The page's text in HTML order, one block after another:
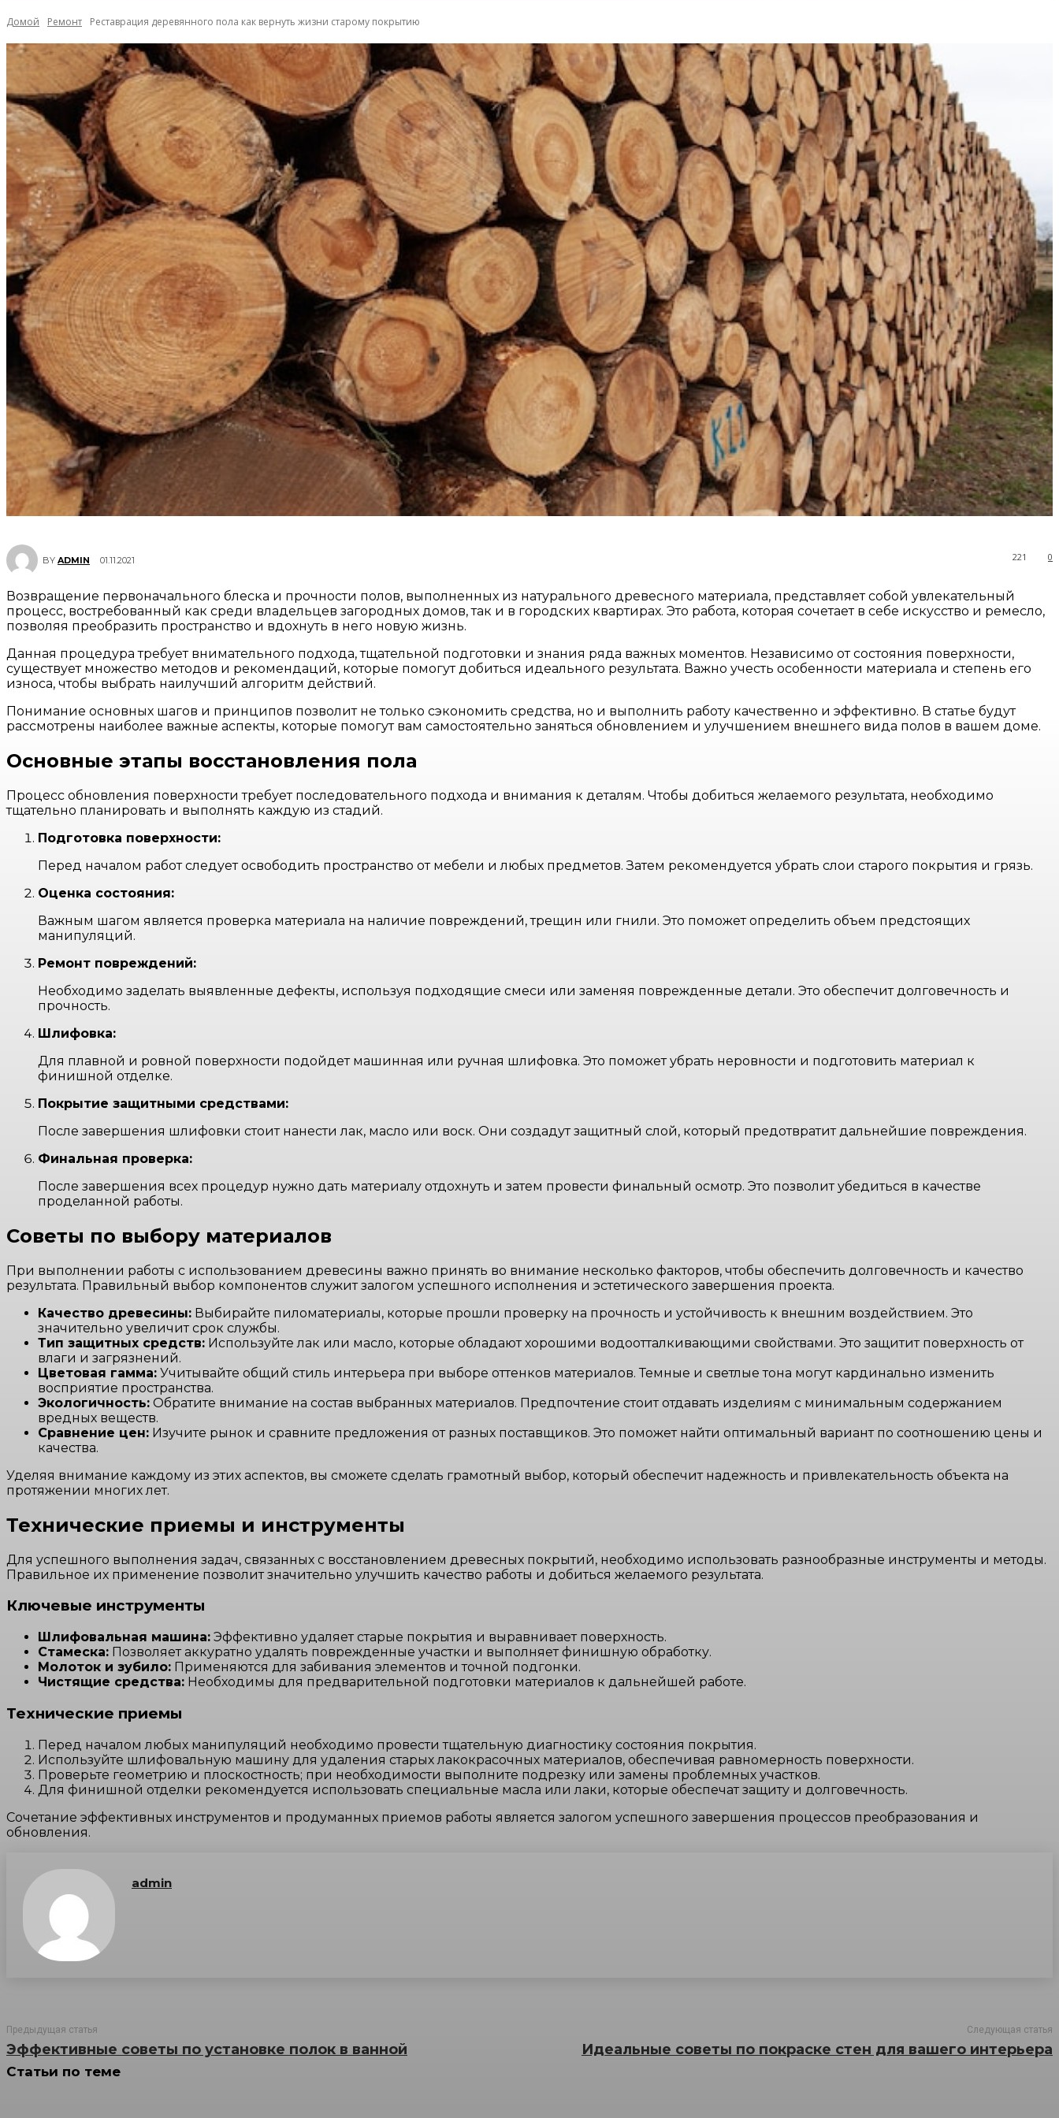
Домой Ремонт Реставрация деревянного пола как вернуть жизни старому покрытию
BY ADMIN 01.11.2021 0
221
Возвращение первоначального блеска и прочности полов, выполненных из натурального древесного материала, представляет собой увлекательный
процесс, востребованный как среди владельцев загородных домов, так и в городских квартирах. Это работа, которая сочетает в себе искусство и ремесло,
позволяя преобразить пространство и вдохнуть в него новую жизнь.
Данная процедура требует внимательного подхода, тщательной подготовки и знания ряда важных моментов. Независимо от состояния поверхности,
существует множество методов и рекомендаций, которые помогут добиться идеального результата. Важно учесть особенности материала и степень его
износа, чтобы выбрать наилучший алгоритм действий.
Понимание основных шагов и принципов позволит не только сэкономить средства, но и выполнить работу качественно и эффективно. В статье будут
рассмотрены наиболее важные аспекты, которые помогут вам самостоятельно заняться обновлением и улучшением внешнего вида полов в вашем доме.
Основные этапы восстановления пола
Процесс обновления поверхности требует последовательного подхода и внимания к деталям. Чтобы добиться желаемого результата, необходимо
тщательно планировать и выполнять каждую из стадий.
Подготовка поверхности:
Перед началом работ следует освободить пространство от мебели и любых предметов. Затем рекомендуется убрать слои старого покрытия и грязь.
Оценка состояния:
Важным шагом является проверка материала на наличие повреждений, трещин или гнили. Это поможет определить объем предстоящих
манипуляций.
Ремонт повреждений:
Необходимо заделать выявленные дефекты, используя подходящие смеси или заменяя поврежденные детали. Это обеспечит долговечность и
прочность.
Шлифовка:
Для плавной и ровной поверхности подойдет машинная или ручная шлифовка. Это поможет убрать неровности и подготовить материал к
финишной отделке.
Покрытие защитными средствами:
После завершения шлифовки стоит нанести лак, масло или воск. Они создадут защитный слой, который предотвратит дальнейшие повреждения.
Финальная проверка:
После завершения всех процедур нужно дать материалу отдохнуть и затем провести финальный осмотр. Это позволит убедиться в качестве
проделанной работы.
Советы по выбору материалов
При выполнении работы с использованием древесины важно принять во внимание несколько факторов, чтобы обеспечить долговечность и качество
результата. Правильный выбор компонентов служит залогом успешного исполнения и эстетического завершения проекта.
Качество древесины: Выбирайте пиломатериалы, которые прошли проверку на прочность и устойчивость к внешним воздействием. Это
значительно увеличит срок службы.
Тип защитных средств: Используйте лак или масло, которые обладают хорошими водоотталкивающими свойствами. Это защитит поверхность от
влаги и загрязнений.
Цветовая гамма: Учитывайте общий стиль интерьера при выборе оттенков материалов. Темные и светлые тона могут кардинально изменить
восприятие пространства.
Экологичность: Обратите внимание на состав выбранных материалов. Предпочтение стоит отдавать изделиям с минимальным содержанием
вредных веществ.
Сравнение цен: Изучите рынок и сравните предложения от разных поставщиков. Это поможет найти оптимальный вариант по соотношению цены и
качества.
Уделяя внимание каждому из этих аспектов, вы сможете сделать грамотный выбор, который обеспечит надежность и привлекательность объекта на
протяжении многих лет.
Технические приемы и инструменты
Для успешного выполнения задач, связанных с восстановлением древесных покрытий, необходимо использовать разнообразные инструменты и методы.
Правильное их применение позволит значительно улучшить качество работы и добиться желаемого результата.
Ключевые инструменты
Шлифовальная машина: Эффективно удаляет старые покрытия и выравнивает поверхность.
Стамеска: Позволяет аккуратно удалять поврежденные участки и выполняет финишную обработку.
Молоток и зубило: Применяются для забивания элементов и точной подгонки.
Чистящие средства: Необходимы для предварительной подготовки материалов к дальнейшей работе.
Технические приемы
Перед началом любых манипуляций необходимо провести тщательную диагностику состояния покрытия.
Используйте шлифовальную машину для удаления старых лакокрасочных материалов, обеспечивая равномерность поверхности.
Проверьте геометрию и плоскостность; при необходимости выполните подрезку или замены проблемных участков.
Для финишной отделки рекомендуется использовать специальные масла или лаки, которые обеспечат защиту и долговечность.
Сочетание эффективных инструментов и продуманных приемов работы является залогом успешного завершения процессов преобразования и
обновления.
admin
Предыдущая статья
Эффективные советы по установке полок в ванной
Следующая статья
Идеальные советы по покраске стен для вашего интерьера
Статьи по теме